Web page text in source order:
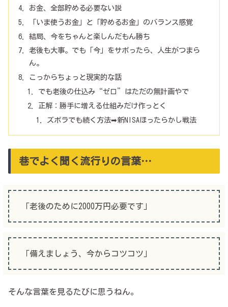
お金、全部貯める必要ない説
「いま使うお金」と「貯めるお金」のバランス感覚
結局、今をちゃんと楽しんだもん勝ち
老後も大事。でも「今」をサボったら、人生がつまら
ん。
こっからちょっと現実的な話
でも老後の仕込み“ゼロ”はただの無計画やで
正解：勝手に増える仕組みだけ作っとく
ズボラでも続く方法➡新NISAほったらかし戦法
巷でよく聞く流行りの言葉…
「老後のために2000万円必要です」
「備えましょう、今からコツコツ」
そんな言葉を見るたびに思うねん。